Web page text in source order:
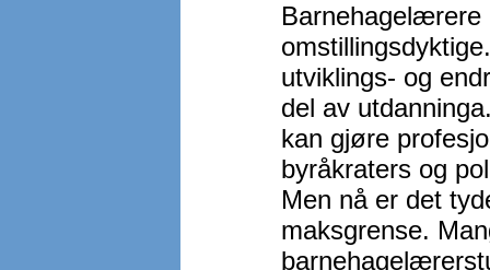
Barnehagelærere
utviklings- og
del av
kan gjøre
byråkraters og
Men nå er det
maksgrense.